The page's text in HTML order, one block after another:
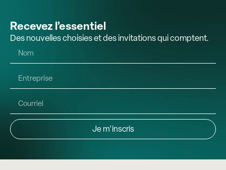
Recevez l’essentiel
Des nouvelles choisies et des invitations qui comptent.
Je m’inscris